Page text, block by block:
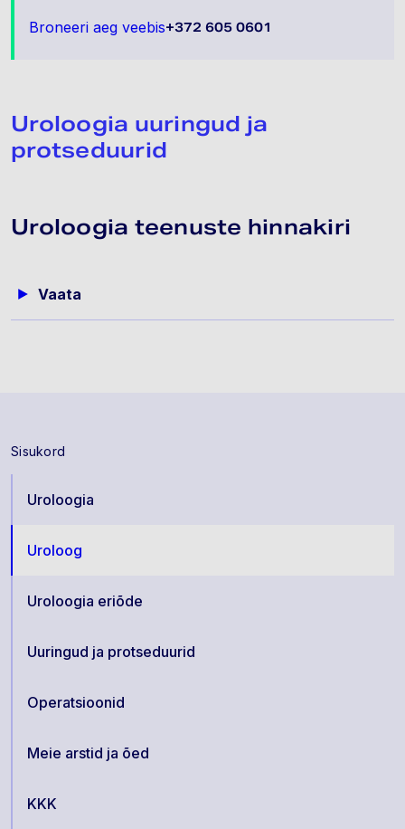
Sisukord
Uroloogia
Uroloog
Uroloogia eriõde
Uuringud ja protseduurid
Operatsioonid
Meie arstid ja õed
KKK
Broneeri aeg veebis+372 605 0601
Uroloogia uuringud ja
protseduurid
Uroloogia teenuste hinnakiri
Vaata